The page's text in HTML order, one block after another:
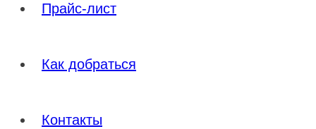
Прайс-лист
Как добраться
Контакты